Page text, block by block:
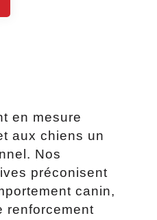
en mesure
aux chiens un
Nos
préconisent
canin,
renforcement